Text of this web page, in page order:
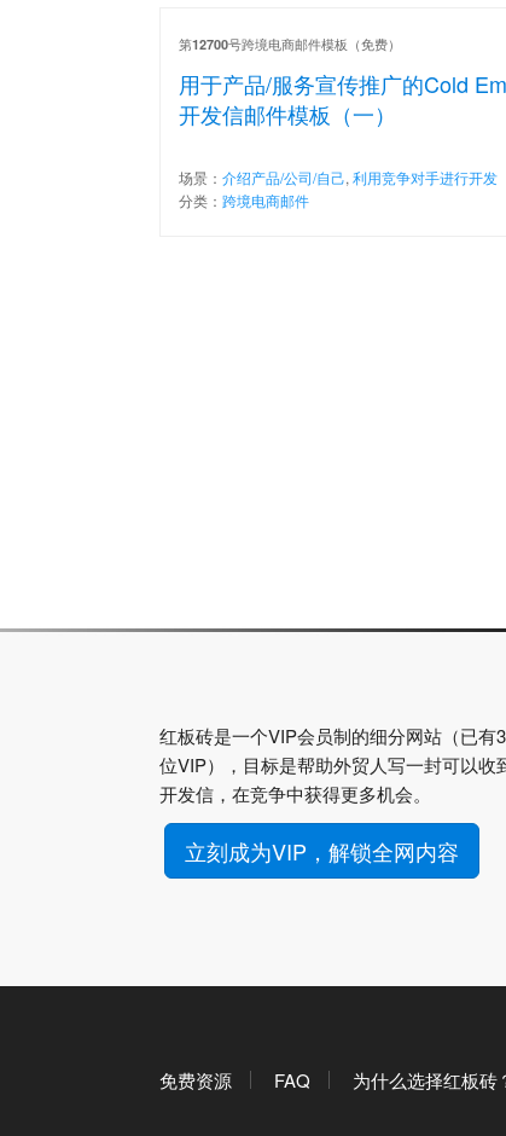
用于产品/服务宣传推广的Cold
开发信邮件模板（一）
第12700号跨境电商邮件模板（免费）
场景： 介绍产品/公司/自己, 利用竞争对手进行开发
分类： 跨境电商邮件
红板砖是一个VIP会员制的细分网站（已有
位VIP），目标是帮助外贸人写一封可以收
开发信，在竞争中获得更多机会。
立刻成为VIP，解锁全网内容
免费资源 FAQ 为什么选择红板砖